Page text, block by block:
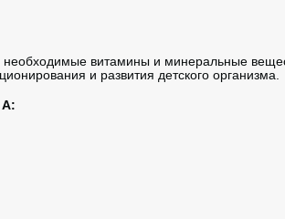
витамины и минеральные
и развития детского организма.
А: